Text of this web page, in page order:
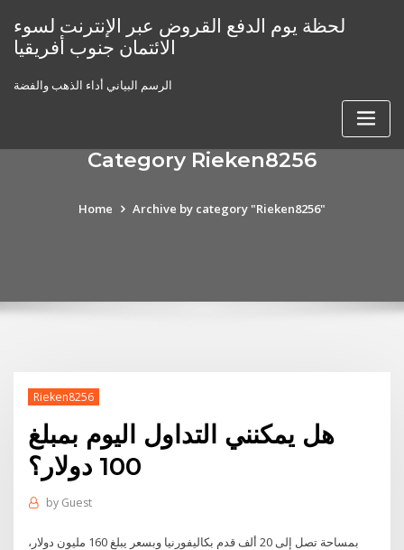
content
لحظة يوم الدفع القروض عبر الإنترنت لسوء
الائتمان جنوب أفريقيا
الرسم البياني أداء الذهب والفضة
Category Rieken8256
Home Archive by category "Rieken8256"
Rieken8256
هل يمكنني التداول اليوم بمبلغ
100 دولار؟
by Guest
بمساحة تصل إلى 20 ألف قدم بكاليفورنيا وبسعر يبلغ 160 مليون دولار،